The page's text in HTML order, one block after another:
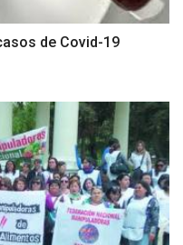
de Covid-19